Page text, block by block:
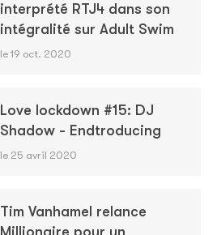
interprété RTJ4 dans son
intégralité sur Adult Swim
le 19 oct. 2020
Love lockdown #15: DJ
Shadow - Endtroducing
le 25 avril 2020
Tim Vanhamel relance
Millionaire pour un